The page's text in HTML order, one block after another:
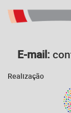
E-mail:
Realização